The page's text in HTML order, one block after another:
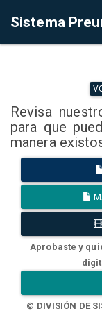
Sistema
Revisa
para que
manera
Aprobaste y
© DIVISIÓN DE